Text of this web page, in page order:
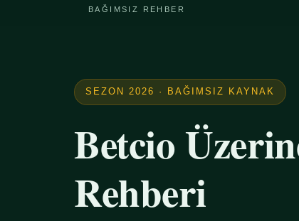
BAĞIMSIZ REHBER
SEZON 2026 · BAĞIMSIZ KAYNAK
Betcio
Rehberi